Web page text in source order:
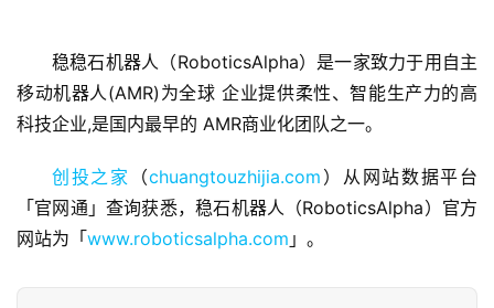
首
页
资
报
稳稳石机器人（RoboticsAlpha）是一家致力于用自主
移动机器人(AMR)为全球 企业提供柔性、智能生产力的高
科技企业,是国内最早的 AMR商业化团队之一。
创投之家 （chuangtouzhijia.com ）从网站数据平台
「官网通」查询获悉，稳石机器人（RoboticsAlpha）官方
网站为「www.roboticsalpha.com 」。